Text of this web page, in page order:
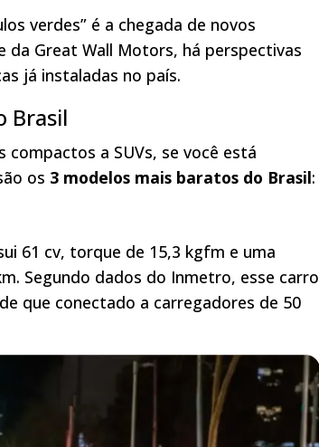
verdes” é a chegada de novos
da Great Wall Motors, há perspectivas
já instaladas no país.
Brasil
a SUVs, se você está
os 3 modelos mais baratos do Brasil:
61 cv, torque de 15,3 kgfm e uma
Segundo dados do Inmetro, esse carro
que conectado a carregadores de 50